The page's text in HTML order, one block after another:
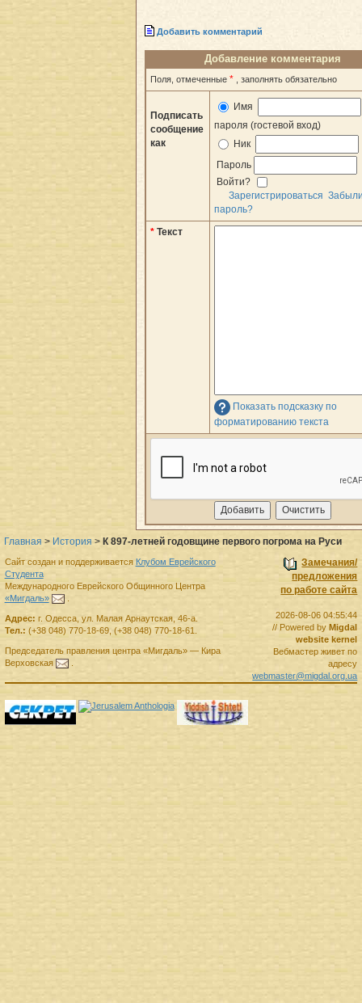
Добавить комментарий
Добавление комментария
Поля, отмеченные * , заполнять обязательно
Подписать
сообщение
как
Имя
пароля (гостевой вход)
Ник
Пароль
Войти?
Зарегистрироваться
пароль?
* Текст
Показать подсказку по
форматированию текста
Главная > История > К 897-летней годовщине первого погрома на Руси
Замечания/
предложения
по работе сайта
2026-08-06 04:55:44
// Powered byMigdal
website kernel
Вебмастер живет по
адресу
webmaster@migdal.org.ua
Сайт создан и поддерживается Клубом Еврейского
Студента
Международного Еврейского Общинного Центра
«Мигдаль»
.
Адрес: г. Одесса, ул. Малая Арнаутская, 46-а.
Тел.: (+38 048) 770-18-69, (+38 048) 770-18-61
Председатель правленияцентра «Мигдаль»— Кира
Верховская
.